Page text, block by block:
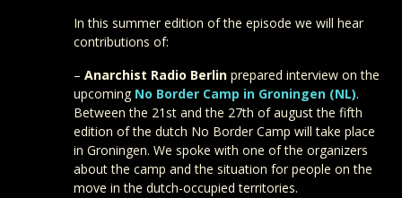
In this summer edition of the episode we will hear
contributions of:
–Anarchist Radio Berlin prepared interview on the
upcoming No Border Camp in Groningen (NL).
Between the 21st and the 27th of august the fifth
edition of the dutch No Border Camp will take place
in Groningen. We spoke with one of the organizers
about the camp and the situation for people on the
move in the dutch-occupied territories.